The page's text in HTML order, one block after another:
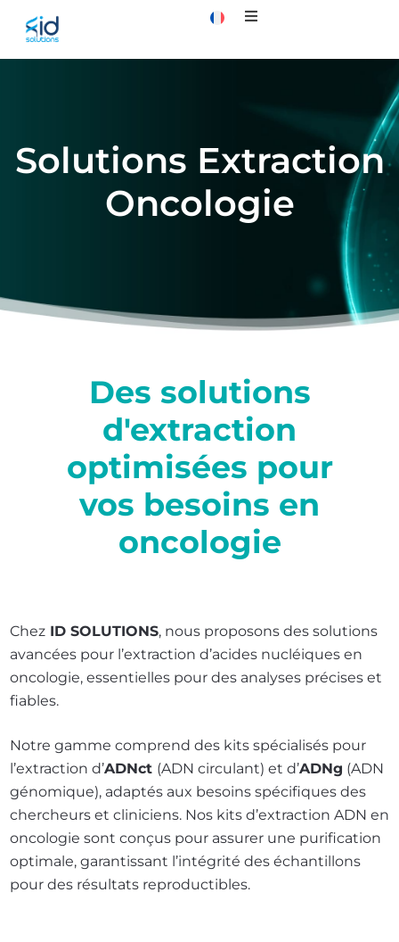
Solutions Extraction
Oncologie
Des solutions
d'extraction
optimisées pour
vos besoins en
oncologie
Chez ID SOLUTIONS, nous proposons des solutions
avancées pour l’extraction d’acides nucléiques en
oncologie, essentielles pour des analyses précises et
fiables.
Notre gamme comprend des kits spécialisés pour
l’extraction d’ADNct (ADN circulant) et d’ADNg (ADN
génomique), adaptés aux besoins spécifiques des
chercheurs et cliniciens. Nos kits d’extraction ADN en
oncologie sont conçus pour assurer une purification
optimale, garantissant l’intégrité des échantillons
pour des résultats reproductibles.